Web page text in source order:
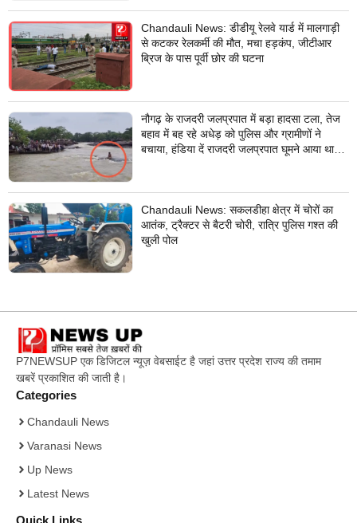
Chandauli News: डीडीयू रेलवे यार्ड में मालगाड़ी
से कटकर रेलकर्मी की मौत, मचा हड़कंप, जीटीआर
ब्रिज के पास पूर्वी छोर की घटना
नौगढ़ के राजदरी जलप्रपात में बड़ा हादसा टला, तेज
बहाव में बह रहे अधेड़ को पुलिस और ग्रामीणों ने
बचाया, हंडिया दें राजदरी जलप्रपात घूमने आया था
Chandauli News: सकलडीहा क्षेत्र में चोरों का
आतंक, ट्रैक्टर से बैटरी चोरी, रात्रि पुलिस गश्त की
खुली पोल
P7NEWSUP एक डिजिटल न्यूज़ वेबसाईट है जहां उत्तर प्रदेश राज्य की तमाम
खबरें प्रकाशित की जाती है।
Categories
Chandauli News
Varanasi News
Up News
Latest News
Quick Links